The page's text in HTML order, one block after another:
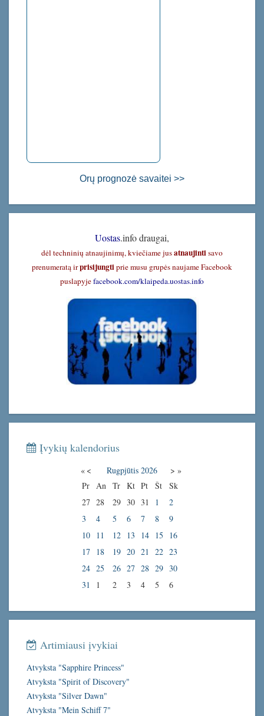
Orų prognozė savaitei >>
Uostas.info draugai,
dėl techninių atnaujinimų, kviečiame jusatnaujintisavo
prenumeratą irprisijungtiprie musu grupės naujame Facebook
puslapyjefacebook.com/klaipeda.uostas.info
Įvykių kalendorius
« < Rugpjūtis 2026 > »
Pr
An Tr Kt Pt Št
Sk
27 28 29 30 31 1
2
3
4 5 6 7 8
9
10
11 12 13 14 15
16
17
18 19 20 21 22 23
24 25 26 27 28 29
30
31
1 2 3 4 5 6
Artimiausi įvykiai
Atvyksta "Sapphire Princess"
Atvyksta "Spirit of Discovery"
Atvyksta "Silver Dawn"
Atvyksta "Mein Schiff 7"